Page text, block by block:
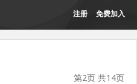
注册 免费加入
第2页 共14页